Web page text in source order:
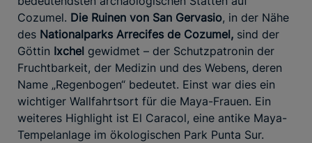
Cozumel. Die Ruinen von San Gervasio, in der Nähe
des Nationalparks Arrecifes de Cozumel, sind der
Göttin Ixchel gewidmet – der Schutzpatronin der
Fruchtbarkeit, der Medizin und des Webens, deren
Name „Regenbogen“ bedeutet. Einst war dies ein
wichtiger Wallfahrtsort für die Maya-Frauen. Ein
weiteres Highlight ist El Caracol, eine antike Maya-
Tempelanlage im ökologischen Park Punta Sur.